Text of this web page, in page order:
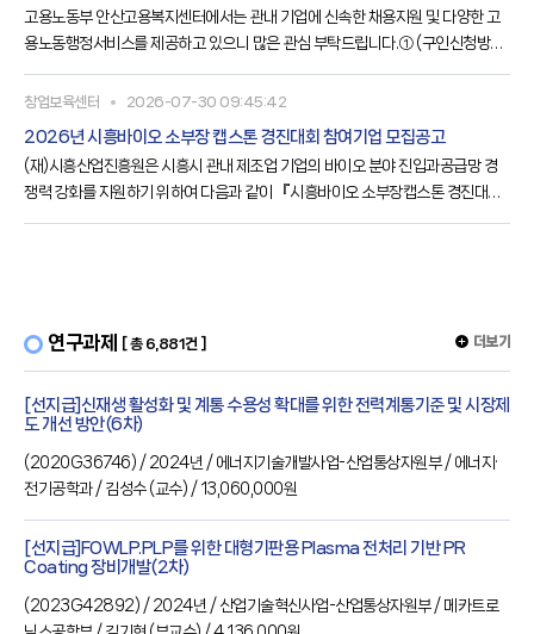
고용노동부 안산고용복지센터에서는 관내 기업에 신속한 채용지원 및 다양한 고
용노동행정서비스를 제공하고 있으니 많은 관심 부탁드립니다.① (구인신청방법)
2) 작성 후 팩스 (0503-8803-0325) 송부② (구인 문의) 안산고용복지+센터
창업보육센터 2026-07-30 09:45:42
2026년 시흥바이오 소부장 캡스톤 경진대회 참여기업 모집공고
(재)시흥산업진흥원은 시흥시 관내 제조업 기업의 바이오 분야 진입과공급망 경
쟁력 강화를 지원하기 위하여 다음과 같이 『시흥바이오 소부장캡스톤 경진대
분야로연구과제 [ 총 6,881건 ] 더보기
[선지급]신재생 활성화 및 계통 수용성 확대를 위한 전력계통기준 및 시장제
도 개선 방안(6차)
( 2020G36746 ) / 2024년 / 에너지기술개발사업-산업통상자원부 / 에너지·
전기공학과 / 김성수 (교수) / 13,060,000원
[선지급]FOWLP.PLP를 위한 대형기판용 Plasma 전처리 기반 PR
Coating 장비개발(2차)
( 2023G42892 ) / 2024년 / 산업기술혁신사업-산업통상자원부 / 메카트로